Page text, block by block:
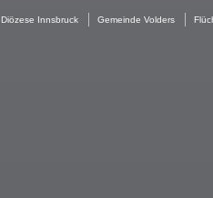
Diözese Innsbruck Gemeinde Volders